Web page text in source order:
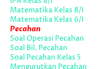
Matematika Kelas 8/I
Matematika Kelas 6/I
Pecahan
Soal Operasi Pecahan
Soal Bil. Pecahan
Soal Pecahan Kelas 5
Mengurutkan Pecahan